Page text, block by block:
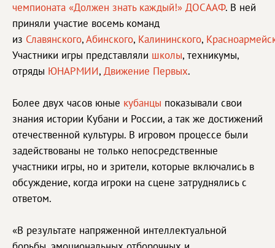
чемпионата «Должен знать каждый!» ДОСААФ. В ней
приняли участие восемь команд
из Славянского,Абинского, Калининского,
Участники игры представляли школы, техникумы,
отряды ЮНАРМИИ, Движение Первых.
Более двух часов юные кубанцы показывали свои
знания истории Кубани и России, а так же достижений
отечественной культуры. В игровом процессе были
задействованы не только непосредственные
участники игры, но и зрители, которые включались в
обсуждение, когда игроки на сцене затруднялись с
ответом.
«В результате напряженной интеллектуальной